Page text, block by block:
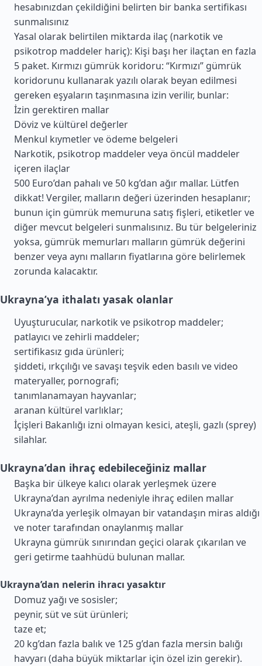
hesabınızdan çekildiğini belirten bir banka sertifikası
sunmalısınız
Yasal olarak belirtilen miktarda ilaç (narkotik ve
psikotrop maddeler hariç): Kişi başı her ilaçtan en fazla
5 paket. Kırmızı gümrük koridoru: “Kırmızı” gümrük
koridorunu kullanarak yazılı olarak beyan edilmesi
gereken eşyaların taşınmasına izin verilir, bunlar:
İzin gerektiren mallar
Döviz ve kültürel değerler
Menkul kıymetler ve ödeme belgeleri
Narkotik, psikotrop maddeler veya öncül maddeler
içeren ilaçlar
500 Euro’dan pahalı ve 50 kg’dan ağır mallar. Lütfen
dikkat! Vergiler, malların değeri üzerinden hesaplanır;
bunun için gümrük memuruna satış fişleri, etiketler ve
diğer mevcut belgeleri sunmalısınız. Bu tür belgeleriniz
yoksa, gümrük memurları malların gümrük değerini
benzer veya aynı malların fiyatlarına göre belirlemek
zorunda kalacaktır.
Ukrayna’ya ithalatı yasak olanlar
Uyuşturucular, narkotik ve psikotrop maddeler;
patlayıcı ve zehirli maddeler;
sertifikasız gıda ürünleri;
şiddeti, ırkçılığı ve savaşı teşvik eden basılı ve video
materyaller, pornografi;
tanımlanamayan hayvanlar;
aranan kültürel varlıklar;
İçişleri Bakanlığı izni olmayan kesici, ateşli, gazlı (sprey)
silahlar.
Ukrayna’dan ihraç edebileceğiniz mallar
Başka bir ülkeye kalıcı olarak yerleşmek üzere
Ukrayna’dan ayrılma nedeniyle ihraç edilen mallar
Ukrayna’da yerleşik olmayan bir vatandaşın miras aldığı
ve noter tarafından onaylanmış mallar
Ukrayna gümrük sınırından geçici olarak çıkarılan ve
geri getirme taahhüdü bulunan mallar.
Ukrayna’dan nelerin ihracı yasaktır
Domuz yağı ve sosisler;
peynir, süt ve süt ürünleri;
taze et;
20 kg’dan fazla balık ve 125 g’dan fazla mersin balığı
havyarı (daha büyük miktarlar için özel izin gerekir).